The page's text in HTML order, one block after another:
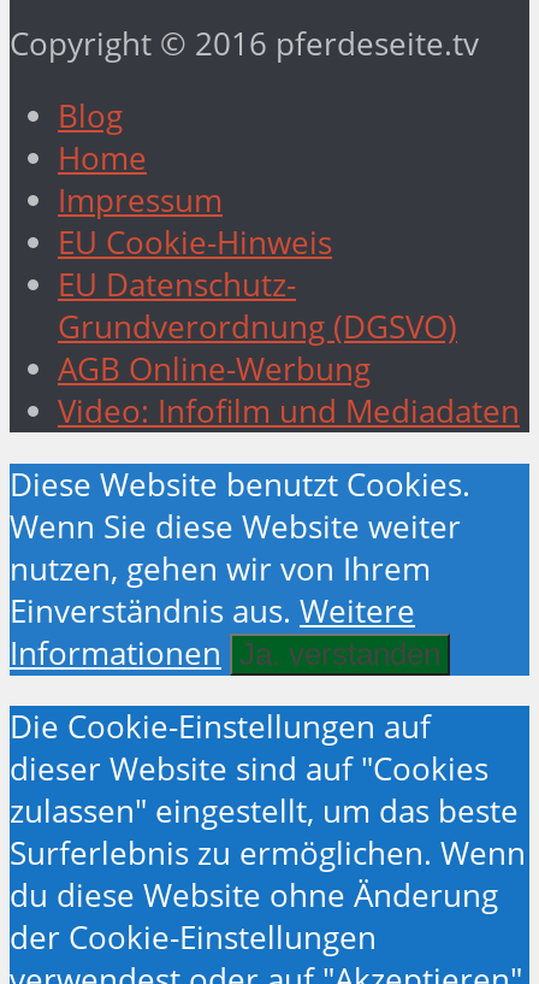
Copyright © 2016 pferdeseite.tv
Blog
Home
Impressum
EU Cookie-Hinweis
EU Datenschutz-
Grundverordnung (DGSVO)
AGB Online-Werbung
Video: Infofilm und Mediadaten
Diese Website benutzt Cookies.
Wenn Sie diese Website weiter
nutzen, gehen wir von Ihrem
Einverständnis aus. Weitere
Informationen
Ja. verstanden
Die Cookie-Einstellungen auf
dieser Website sind auf "Cookies
zulassen" eingestellt, um das beste
Surferlebnis zu ermöglichen. Wenn
du diese Website ohne Änderung
der Cookie-Einstellungen